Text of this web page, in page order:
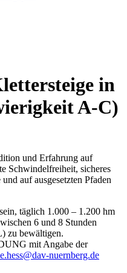
in
A-C)
und Erfahrung auf
Schwindelfreiheit, sicheres
auf ausgesetzten Pfaden
täglich 1.000 – 1.200 hm
6 und 8 Stunden
zu bewältigen.
mit Angabe der
nuernberg.de